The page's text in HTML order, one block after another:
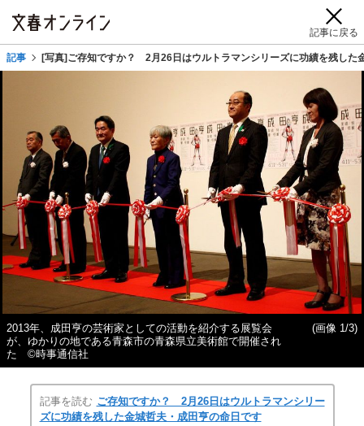
記事に戻る
記事 [写真]ご存知ですか？ 2月26日はウルトラマンシリーズに功績を残した
2013年、成田亨の芸術家としての活動を紹介する展覧会
が、ゆかりの地である青森市の青森県立美術館で開催され
た ©時事通信社
(画像 1/3)
記事を読む ご存知ですか？ 2月26日はウルトラマンシリー
ズに功績を残した金城哲夫・成田亨の命日です